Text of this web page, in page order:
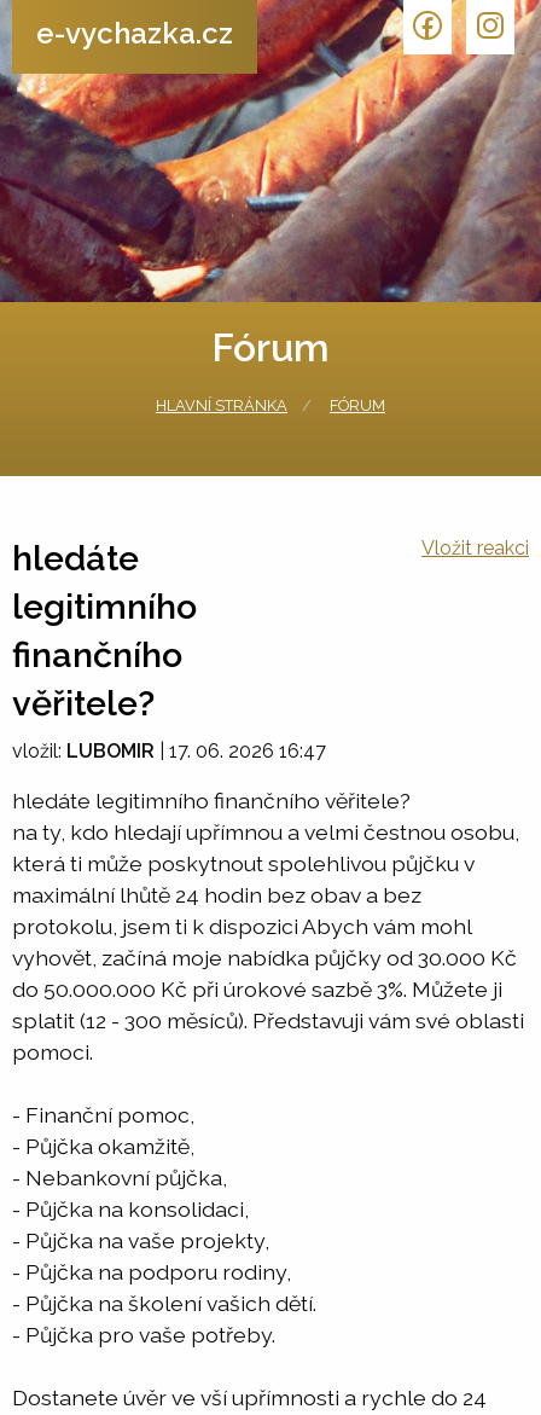
e-vychazka.cz
Fórum
HLAVNÍ STRÁNKA FÓRUM
hledáte
legitimního
finančního
věřitele?
Vložit reakci
vložil: LUBOMIR 17. 06. 2026 16:47
hledáte legitimního finančního věřitele?
na ty, kdo hledají upřímnou a velmi čestnou osobu,
která ti může poskytnout spolehlivou půjčku v
maximální lhůtě 24 hodin bez obav a bez
protokolu, jsem ti k dispozici Abych vám mohl
vyhovět, začíná moje nabídka půjčky od 30.000 Kč
do 50.000.000 Kč při úrokové sazbě 3%. Můžete ji
splatit (12 - 300 měsíců). Představuji vám své oblasti
pomoci.
- Finanční pomoc,
- Půjčka okamžitě,
- Nebankovní půjčka,
- Půjčka na konsolidaci,
- Půjčka na vaše projekty,
- Půjčka na podporu rodiny,
- Půjčka na školení vašich dětí.
- Půjčka pro vaše potřeby.
Dostanete úvěr ve vší upřímnosti a rychle do 24